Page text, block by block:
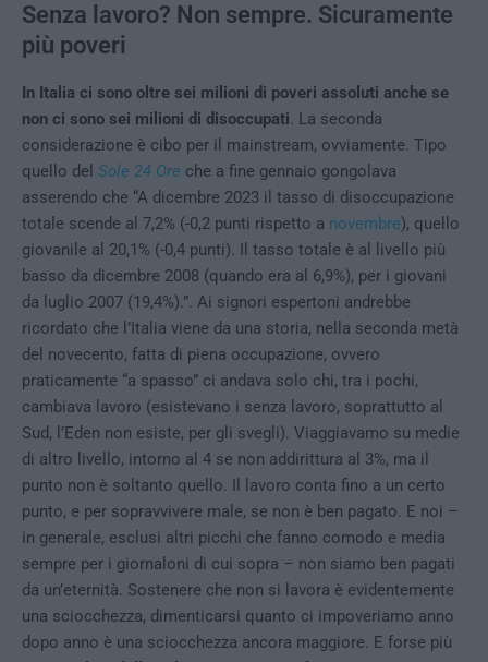
Senza lavoro? Non sempre. Sicuramente
più poveri
In Italia ci sono oltre sei milioni di poveri assoluti anche se
non ci sono sei milioni di disoccupati. La seconda
considerazione è cibo per il mainstream, ovviamente. Tipo
quello del Sole 24 Ore che a fine gennaio gongolava
asserendo che “A dicembre 2023 il tasso di disoccupazione
totale scende al 7,2% (-0,2 punti rispetto a novembre), quello
giovanile al 20,1% (-0,4 punti). Il tasso totale è al livello più
basso da dicembre 2008 (quando era al 6,9%), per i giovani
da luglio 2007 (19,4%).”. Ai signori espertoni andrebbe
ricordato che l’Italia viene da una storia, nella seconda metà
del novecento, fatta di piena occupazione, ovvero
praticamente “a spasso” ci andava solo chi, tra i pochi,
cambiava lavoro (esistevano i senza lavoro, soprattutto al
Sud, l’Eden non esiste, per gli svegli). Viaggiavamo su medie
di altro livello, intorno al 4 se non addirittura al 3%, ma il
punto non è soltanto quello. Il lavoro conta fino a un certo
punto, e per sopravvivere male, se non è ben pagato. E noi –
in generale, esclusi altri picchi che fanno comodo e media
sempre per i giornaloni di cui sopra – non siamo ben pagati
da un’eternità. Sostenere che non si lavora è evidentemente
una sciocchezza, dimenticarsi quanto ci impoveriamo anno
dopo anno è una sciocchezza ancora maggiore. E forse più